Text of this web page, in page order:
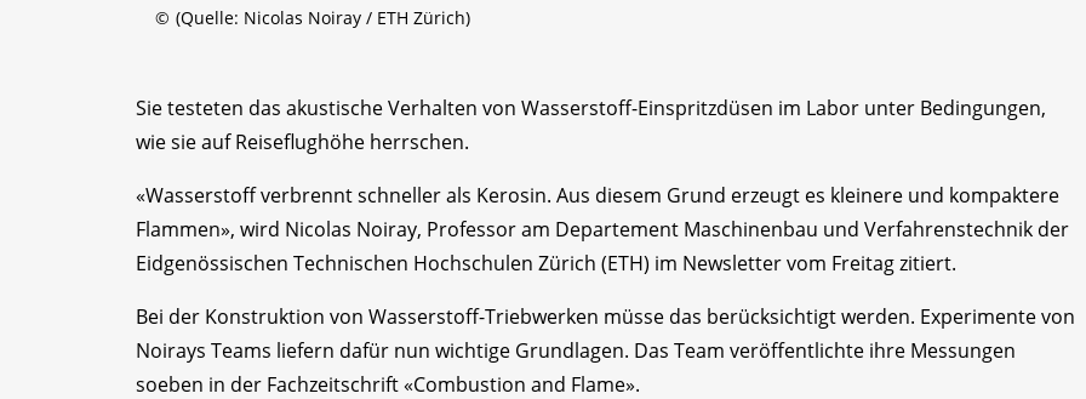
© (Quelle: Nicolas Noiray / ETH Zürich)
Sie testeten das akustische Verhalten von Wasserstoff-Einspritzdüsen im Labor unter Bedingungen,
wie sie auf Reiseflughöhe herrschen.
«Wasserstoff verbrennt schneller als Kerosin. Aus diesem Grund erzeugt es kleinere und kompaktere
Flammen», wird Nicolas Noiray, Professor am Departement Maschinenbau und Verfahrenstechnik der
Eidgenössischen Technischen Hochschulen Zürich (ETH) im Newsletter vom Freitag zitiert.
Bei der Konstruktion von Wasserstoff-Triebwerken müsse das berücksichtigt werden. Experimente von
Noirays Teams liefern dafür nun wichtige Grundlagen. Das Team veröffentlichte ihre Messungen
soeben in der Fachzeitschrift «Combustion and Flame».